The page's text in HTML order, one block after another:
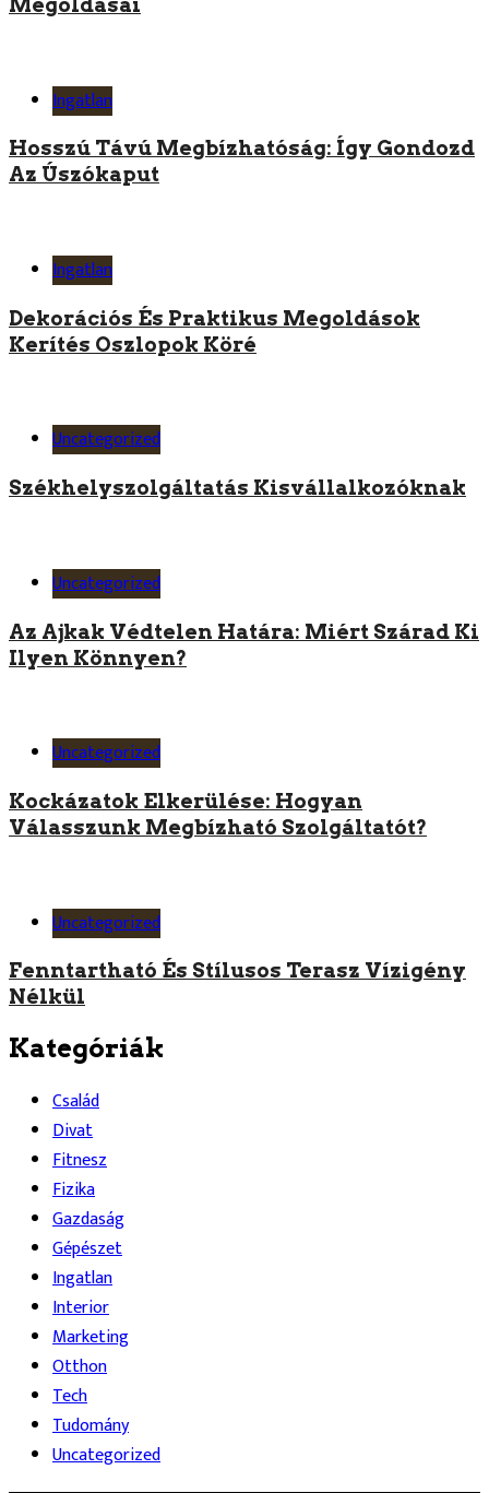
Ingatlan
Hosszú Távú Megbízhatóság: Így Gondozd
Az Úszókaput
Ingatlan
Dekorációs És Praktikus Megoldások
Kerítés Oszlopok Köré
Uncategorized
Székhelyszolgáltatás Kisvállalkozóknak
Uncategorized
Az Ajkak Védtelen Határa: Miért Szárad Ki
Ilyen Könnyen?
Uncategorized
Kockázatok Elkerülése: Hogyan
Válasszunk Megbízható Szolgáltatót?
Uncategorized
Fenntartható És Stílusos Terasz Vízigény
Nélkül
Kategóriák
Család
Divat
Fitnesz
Fizika
Gazdaság
Gépészet
Ingatlan
Interior
Marketing
Otthon
Tech
Tudomány
Uncategorized